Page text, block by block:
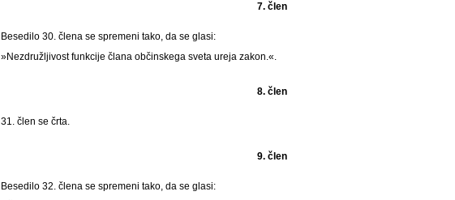
7. člen
Besedilo 30. člena se spremeni tako, da se glasi:
»Nezdružljivost funkcije člana občinskega sveta ureja zakon.«.
8. člen
31. člen se črta.
9. člen
Besedilo 32. člena se spremeni tako, da se glasi: